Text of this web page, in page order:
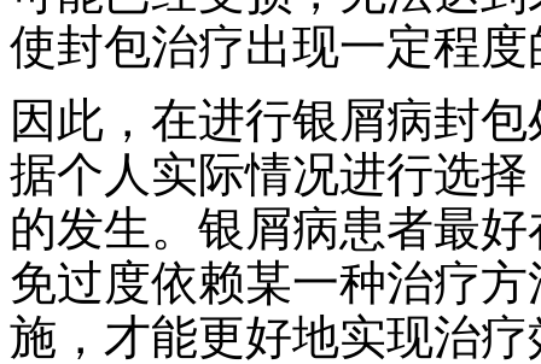
使封包治疗出现一定程
因此，在进行银屑病封
据个人实际情况进行选
的发生。银屑病患者最
免过度依赖某一种治疗
施，才能更好地实现治